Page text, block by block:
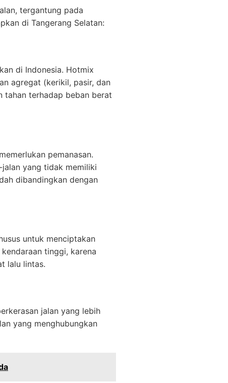
tergantung pada
di Tangerang Selatan:
di Indonesia. Hotmix
agregat (kerikil, pasir, dan
tahan terhadap beban berat
pemanasan.
yang tidak memiliki
dibandingkan dengan
untuk menciptakan
tinggi, karena
lalu lintas.
jalan yang lebih
yang menghubungkan